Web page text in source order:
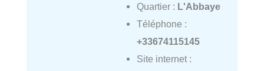
Quartier : L'Abbaye
Téléphone :
+33674115145
Site internet :